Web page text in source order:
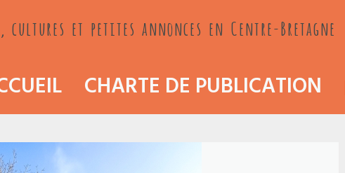
et petites annonces en Centre-Bretagne
CHARTE DE PUBLICATION